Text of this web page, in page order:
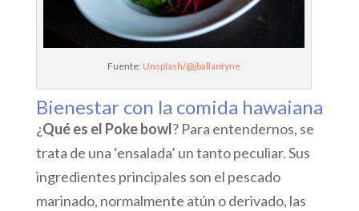
Fuente: Unsplash/@jballantyne
Bienestar con la comida hawaiana
¿Qué es el Poke bowl? Para entendernos, se
trata de una ‘ensalada’ un tanto peculiar. Sus
ingredientes principales son el pescado
marinado, normalmente atún o derivado, las